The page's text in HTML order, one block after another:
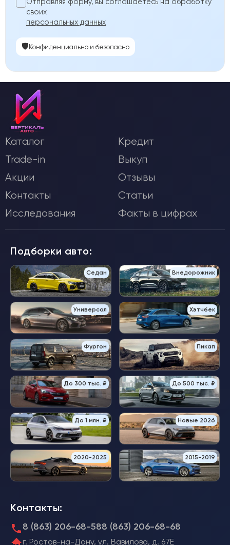
своих
персональных данных
🛡️Конфиденциально и безопасно
Каталог
Кредит
Trade-in
Выкуп
Акции
Отзывы
Контакты
Статьи
Исследования
Факты в цифрах
Подборки авто:
Седан Внедорожник
Универсал Хэтчбек
Фургон Пикап
До 300 тыс. ₽ До 500 тыс. ₽
До 1 млн. ₽ Новые 2026
2020-2025 2015-2019
Контакты:
8 (863) 206-68-588 (863) 206-68-68
г. Ростов-на-Дону, ул. Вавилова, д. 67Е